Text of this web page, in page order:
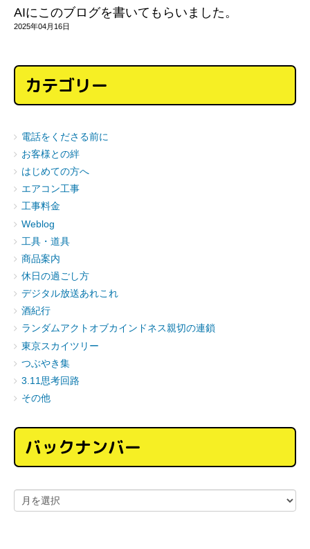
AIにこのブログを書いてもらいました。
2025年04月16日
カテゴリー
電話をくださる前に
お客様との絆
はじめての方へ
エアコン工事
工事料金
Weblog
工具・道具
商品案内
休日の過ごし方
デジタル放送あれこれ
酒紀行
ランダムアクトオブカインドネス親切の連鎖
東京スカイツリー
つぶやき集
3.11思考回路
その他
バックナンバー